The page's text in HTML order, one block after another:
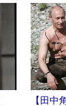
【田中